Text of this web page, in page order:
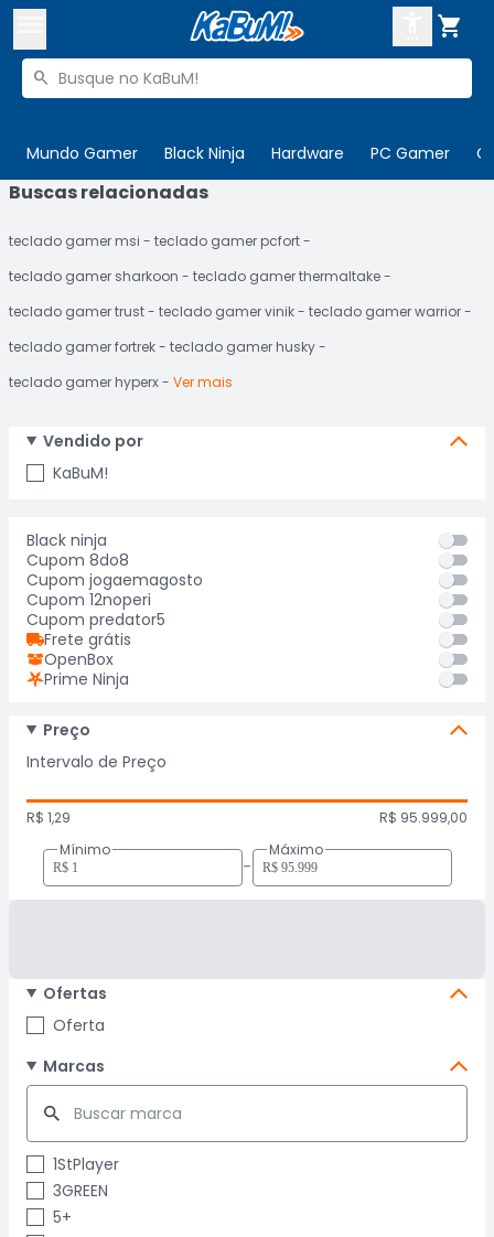

Buscar produtos

Mundo Gamer Black Ninja Hardware PC Gamer

 Departamentos
Cupons
Mais Vendidos
ENTRE
CADASTRE-SE
Buscas relacionadas
teclado gamer msi
teclado gamer pcfort
teclado gamer sharkoon
teclado gamer thermaltake
teclado gamer trust
teclado gamer vinik
teclado gamer warrior
teclado gamer fortrek
teclado gamer husky
teclado gamer hyperx
Ver mais
Vendido por
KaBuM!
Black ninja
Cupom 8do8
Cupom jogaemagosto
Cupom 12noperi
Cupom predator5
Frete grátis
OpenBox
Prime Ninja
Preço
Intervalo de Preço
R$ 1,29
R$ 95.999,00
Mínimo
-
Máximo
Ofertas
Oferta
Marcas
1StPlayer
3GREEN
5+